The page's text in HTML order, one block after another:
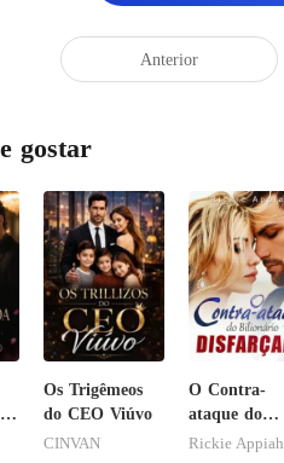
Anterior
gostar
à
Os Trigêmeos
do CEO Viúvo
CINVAN
O Contra-
ataque do
Bilionário
Rickie Appiah